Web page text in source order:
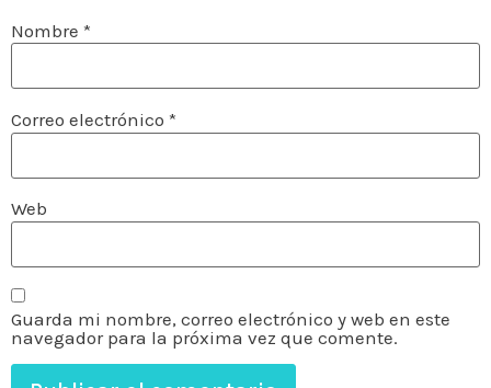
Nombre *
Correo electrónico *
Web
Guarda mi nombre, correo electrónico y web en este
navegador para la próxima vez que comente.